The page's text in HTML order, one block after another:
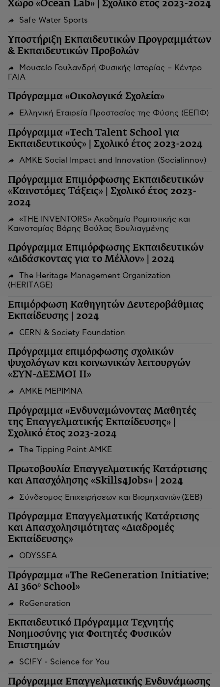
Χώρο «Ocean Lab» | Σχολικό έτος 2023-2024
Safe Water Sports
Υποστήριξη Εκπαιδευτικών Προγραμμάτων
& Εκπαιδευτικών Προβολών
Μουσείο Γουλανδρή Φυσικής Ιστορίας – Κέντρο
ΓΑΙΑ
Πρόγραμμα «Οικολογικά Σχολεία»
Ελληνική Εταιρεία Προστασίας της Φύσης (ΕΕΠΦ)
Πρόγραμμα «Tech Talent School για
Εκπαιδευτικούς» | Σχολικό έτος 2023-2024
ΑΜΚΕ Social Impact and Innovation (Socialinnov)
Πρόγραμμα Επιμόρφωσης Εκπαιδευτικών
«Καινοτόμες Τάξεις» | Σχολικό έτος 2023-
2024
«THE INVENTORS» Ακαδημία Ρομποτικής και
Καινοτομίας Βάρης Βούλας Βουλιαγμένης
Πρόγραμμα Επιμόρφωσης Εκπαιδευτικών
«Διδάσκοντας για το Μέλλον» | 2024
The Heritage Management Organization
(HERITΛGΕ)
Επιμόρφωση Καθηγητών Δευτεροβάθμιας
Εκπαίδευσης | 2024
CERN & Society Foundation
Πρόγραμμα επιμόρφωσης σχολικών
ψυχολόγων και κοινωνικών λειτουργών
«ΣΥΝ-ΔΕΣΜΟΙ ΙΙ»
ΑΜΚΕ ΜΕΡΙΜΝΑ
Πρόγραμμα «Ενδυναμώνοντας Μαθητές
της Επαγγελματικής Εκπαίδευσης» |
Σχολικό έτος 2023-2024
The Tipping Point ΑΜΚΕ
Πρωτοβουλία Επαγγελματικής Κατάρτισης
και Απασχόλησης «Skills4Jobs» | 2024
Σύνδεσμος Επιχειρήσεων και Βιομηχανιών (ΣΕΒ)
Πρόγραμμα Επαγγελματικής Κατάρτισης
και Απασχολησιμότητας «Διαδρομές
Εκπαίδευσης»
ODYSSEA
Πρόγραμμα «The ReGeneration Initiative:
AI 360º School»
ReGeneration
Εκπαιδευτικό Πρόγραμμα Τεχνητής
Νοημοσύνης για Φοιτητές Φυσικών
Επιστημών
SC!FY - Science for You
Πρόγραμμα Επαγγελματικής Ενδυνάμωσης